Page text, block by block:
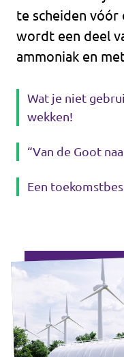
te scheiden vóór
wordt een deel
ammoniak en
Wat je niet
wekken!
“Van de Goot
Een